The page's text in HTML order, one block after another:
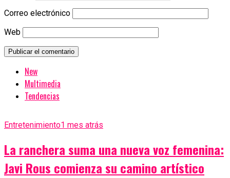
Correo electrónico
Web
New
Multimedia
Tendencias
Entretenimiento1 mes atrás
La ranchera suma una nueva voz femenina:
Javi Rous comienza su camino artístico